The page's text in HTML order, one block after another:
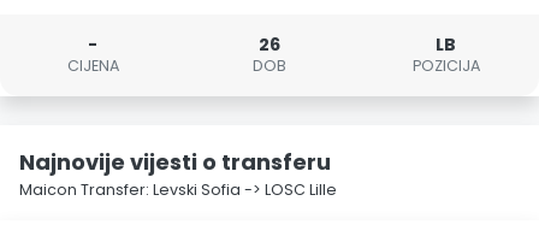
-
CIJENA
26
DOB
LB
POZICIJA
Najnovije vijesti o transferu
Maicon Transfer: Levski Sofia -> LOSC Lille